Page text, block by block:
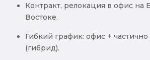
Контракт, релокация в офис на
Востоке.
Гибкий график: офис +
(гибрид).